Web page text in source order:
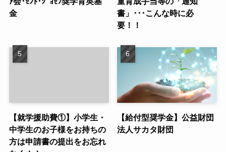
金
書」･･･こんな時に必
要！！
【就学援助費①】小学生・
中学生のお子様をお持ちの
方は申請書の提出をお忘れ
【給付型奨学金】公益財団
法人サカタ財団